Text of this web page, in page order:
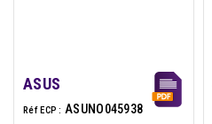
ASUS
Réf ECP : ASUNO045938